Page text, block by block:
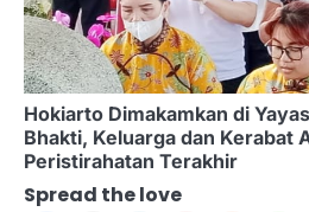
g
a
t
i
o
Hokiarto Dimakamkan di
Bhakti, Keluarga dan Kerabat
Peristirahatan Terakhir
Spread the love